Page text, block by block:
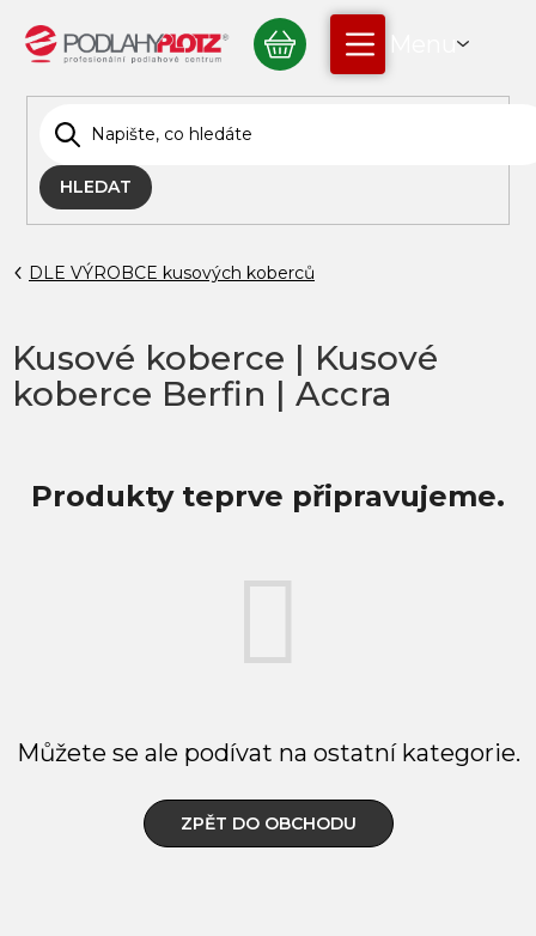
obsah
HLEDAT
NÁKUPNÍ
KOŠÍK
DLE VÝROBCE kusových koberců
Kusové koberce | Kusové
koberce Berfin | Accra
Produkty teprve připravujeme.
Můžete se ale podívat na ostatní kategorie.
ZPĚT DO OBCHODU